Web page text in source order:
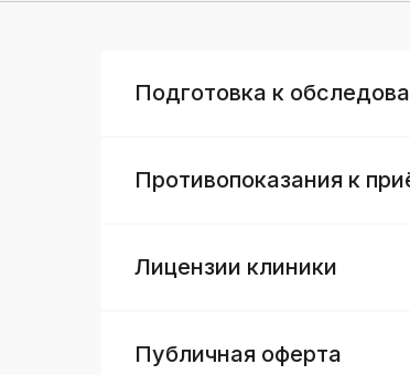
Подготовка к
Противопоказания к
Лицензии клиники
Публичная оферта